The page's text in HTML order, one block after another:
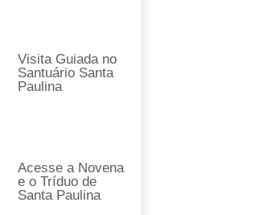
Visita Guiada no
Santuário Santa
Paulina
Acesse a Novena
e o Tríduo de
Santa Paulina